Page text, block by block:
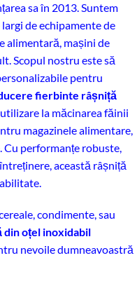
sa în 2013. Suntem
de echipamente de
alimentară, mașini de
Scopul nostru este să
pentru
fierbinte râșniță
la măcinarea făinii
magazinele alimentare,
Cu performanțe robuste,
această râșniță
condimente, sau
din oțel inoxidabil
nevoile dumneavoastră